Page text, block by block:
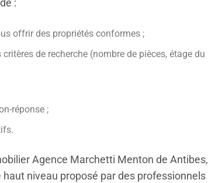
:
offrir des propriétés conformes ;
de recherche (nombre de pièces, étage du
réponse ;
Agence Marchetti Menton de Antibes,
niveau proposé par des professionnels